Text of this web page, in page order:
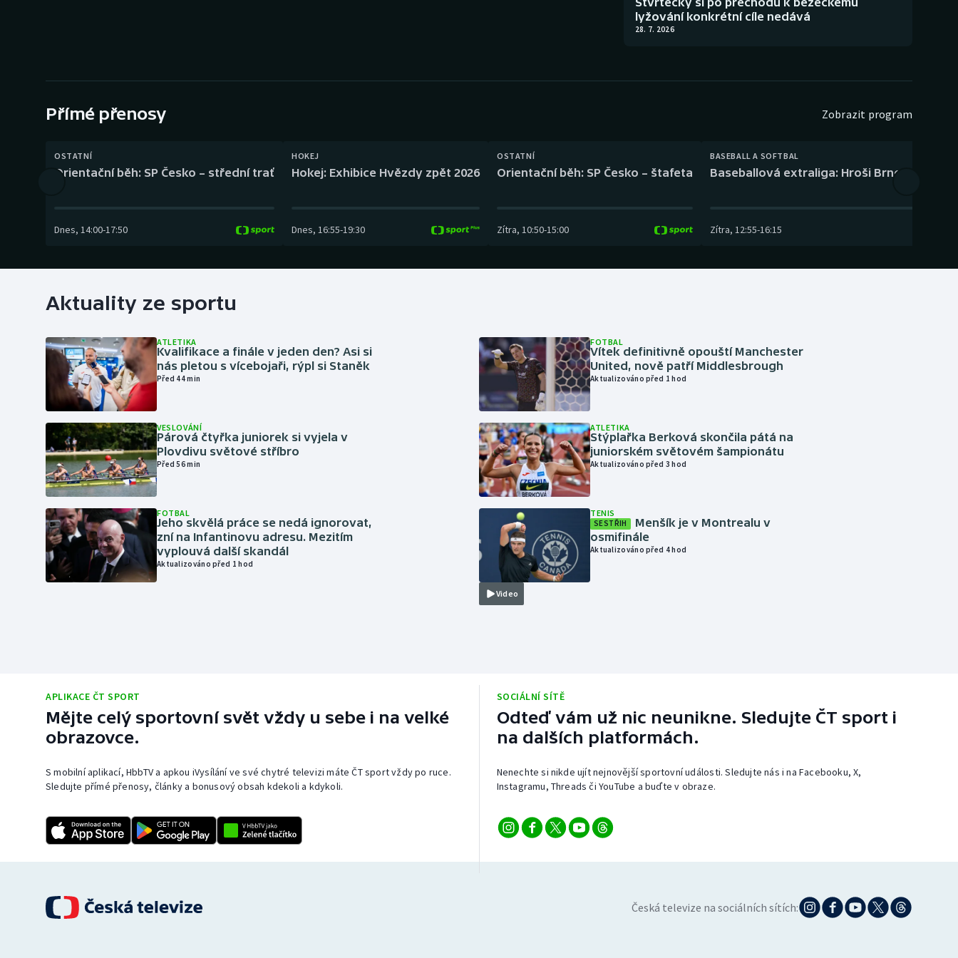
Gymnastika Plážový volejbal
lyžování konkrétní cíle nedává
28. 7. 2026
Přímé přenosy Zobrazit program
OSTATNÍ
Orientační běh: SP Česko – střední trať
Dnes, 14:00-17:50
HOKEJ
Hokej: Exhibice Hvězdy zpět 2026
Dnes, 16:55-19:30
OSTATNÍ
Orientační běh: SP Česko – štafeta
Zítra, 10:50-15:00
BASEBALL A SOFTBAL
Baseballová extraliga: Hroši Brno – Eagles
Zítra, 12:55-16:15
Aktuality ze sportu
ATLETIKA
Kvalifikace a finále v jeden den? Asi si
nás pletou s vícebojaři, rýpl si Staněk
Před 44 min
VESLOVÁNÍ
Párová čtyřka juniorek si vyjela v
Plovdivu světové stříbro
Před 56 min
FOTBAL
Jeho skvělá práce se nedá ignorovat,
zní na Infantinovu adresu. Mezitím
vyplouvá další skandál
Aktualizováno před 1 hod
FOTBAL
Vítek definitivně opouští Manchester
United, nově patří Middlesbrough
Aktualizováno před 1 hod
ATLETIKA
Stýplařka Berková skončila pátá na
juniorském světovém šampionátu
Aktualizováno před 3 hod
Video
TENIS
SESTŘIH
Menšík je v Montrealu v
osmifinále
Aktualizováno před 4 hod
APLIKACE ČT SPORT
Mějte celý sportovní svět vždy u sebe i na velké
obrazovce.
S mobilní aplikací, HbbTV a apkou iVysílání ve své chytré televizi máte ČT sport vždy po ruce.
Sledujte přímé přenosy, články a bonusový obsah kdekoli a kdykoli.
SOCIÁLNÍ SÍTĚ
Odteď vám už nic neunikne. Sledujte ČT sport i
na dalších platformách.
Nenechte si nikde ujít nejnovější sportovní události. Sledujte nás i na Facebooku, X,
Instagramu, Threads či YouTube a buďte v obraze.
Česká televize na sociálních sítích: